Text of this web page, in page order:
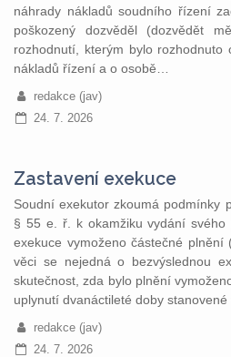
náhrady nákladů soudního řízení
poškozený dozvěděl (dozvědět
rozhodnutí, kterým bylo rozhodnuto
nákladů řízení a o osobě…
redakce (jav)
24. 7. 2026
Zastavení exekuce
Soudní exekutor zkoumá podmínky
§ 55 e. ř. k okamžiku vydání
exekuce vymoženo částečné plnění
věci se nejedná o bezvýslednou
skutečnost, zda bylo plnění
uplynutí dvanáctileté doby stanovené
redakce (jav)
24. 7. 2026